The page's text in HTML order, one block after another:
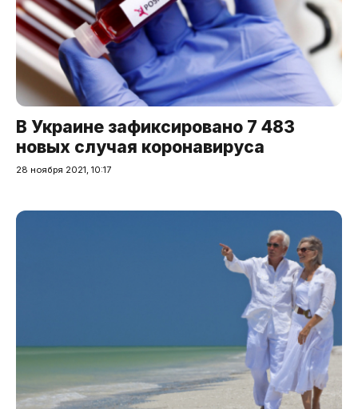
В Украине зафиксировано 7 483
новых случая коронавируса
28 ноября 2021, 10:17